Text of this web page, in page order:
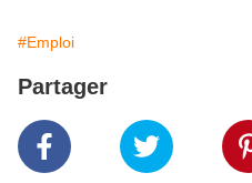
#Emploi
Partager